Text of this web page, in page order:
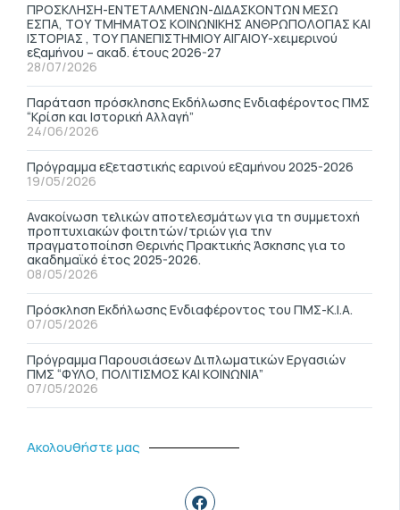
ΠΡΟΣΚΛΗΣΗ-ΕΝΤΕΤΑΛΜΕΝΩΝ-ΔΙΔΑΣΚΟΝΤΩΝ ΜΕΣΩ
ΕΣΠΑ, ΤΟΥ ΤΜΗΜΑΤΟΣ ΚΟΙΝΩΝΙΚΗΣ ΑΝΘΡΩΠΟΛΟΓΙΑΣ ΚΑΙ
ΙΣΤΟΡΙΑΣ , ΤΟΥ ΠΑΝΕΠΙΣΤΗΜΙΟΥ ΑΙΓΑΙΟΥ-χειμερινού
εξαμήνου – ακαδ. έτους 2026-27
28/07/2026
Παράταση πρόσκλησης Εκδήλωσης Ενδιαφέροντος ΠΜΣ
“Κρίση και Ιστορική Αλλαγή”
24/06/2026
Πρόγραμμα εξεταστικής εαρινού εξαμήνου 2025-2026
19/05/2026
Ανακοίνωση τελικών αποτελεσμάτων για τη συμμετοχή
προπτυχιακών φοιτητών/τριών για την
πραγματοποίηση Θερινής Πρακτικής Άσκησης για το
ακαδημαϊκό έτος 2025-2026.
08/05/2026
Πρόσκληση Εκδήλωσης Ενδιαφέροντος του ΠΜΣ-Κ.Ι.Α.
07/05/2026
Πρόγραμμα Παρουσιάσεων Διπλωματικών Εργασιών
ΠΜΣ “ΦΥΛΟ, ΠΟΛΙΤΙΣΜΟΣ ΚΑΙ ΚΟΙΝΩΝΙΑ”
07/05/2026
Ακολουθήστε μας